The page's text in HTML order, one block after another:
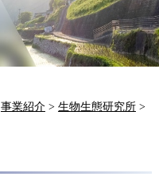
事業紹介 > 生物生態研究所 >